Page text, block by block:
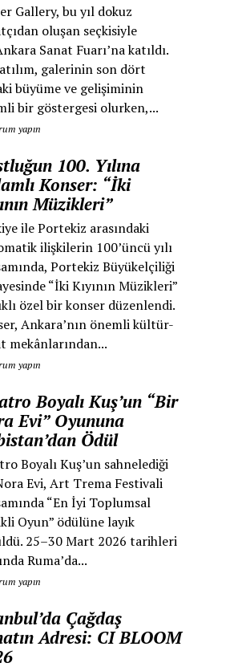
Gallery, bu yıl dokuz
oluşan seçkisiyle
Sanat Fuarı’na katıldı.
galerinin son dört
büyüme ve gelişiminin
bir göstergesi olurken,...
yapın
100. Yılına
Konser: “İki
Müzikleri”
ile Portekiz arasındaki
ilişkilerin 100’üncü yılı
Portekiz Büyükelçiliği
“İki Kıyının Müzikleri”
özel bir konser düzenlendi.
Ankara’nın önemli kültür-
mekânlarından...
yapın
Boyalı Kuş’un “Bir
Evi” Oyununa
Ödül
Boyalı Kuş’un sahnelediği
Evi, Art Trema Festivali
“En İyi Toplumsal
Oyun” ödülüne layık
25–30 Mart 2026 tarihleri
Ruma’da...
yapın
Çağdaş
Adresi: CI BLOOM